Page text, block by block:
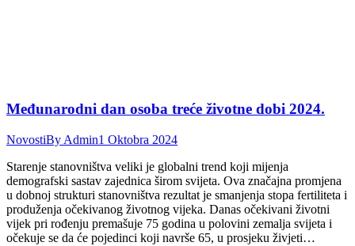
Međunarodni dan osoba treće životne dobi 2024.
NovostiBy Admin1 Oktobra 2024
Starenje stanovništva veliki je globalni trend koji mijenja
demografski sastav zajednica širom svijeta. Ova značajna promjena
u dobnoj strukturi stanovništva rezultat je smanjenja stopa fertiliteta i
produženja očekivanog životnog vijeka. Danas očekivani životni
vijek pri rođenju premašuje 75 godina u polovini zemalja svijeta i
očekuje se da će pojedinci koji navrše 65, u prosjeku živjeti…